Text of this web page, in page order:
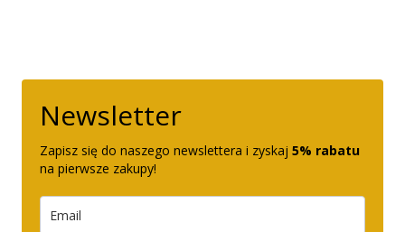
Newsletter
Zapisz się do naszego newslettera i zyskaj 5% rabatu
na pierwsze zakupy!